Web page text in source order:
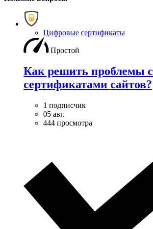
Цифровые сертификаты
Простой
Как решить проблемы с
сертификатами сайтов?
1 подписчик
05 авг.
444 просмотра